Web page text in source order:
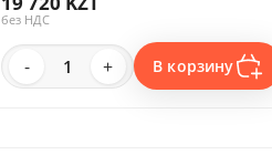
без НДС
- + В корзину